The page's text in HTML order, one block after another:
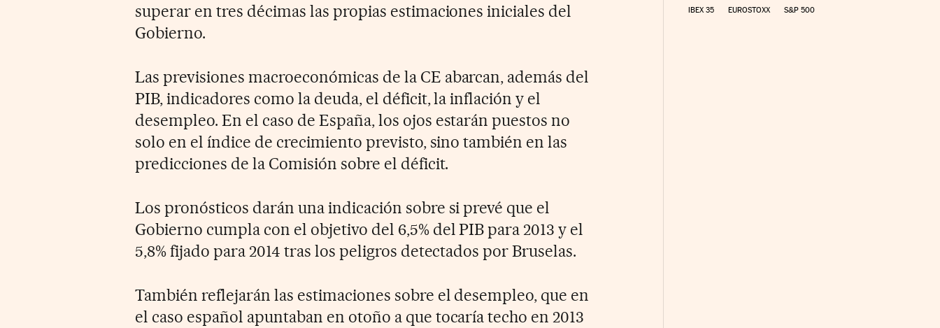
superar en tres décimas las propias estimaciones iniciales del
Gobierno.
Las previsiones macroeconómicas de la CE abarcan, además del
PIB, indicadores como la deuda, el déficit, la inflación y el
desempleo. En el caso de España, los ojos estarán puestos no
solo en el índice de crecimiento previsto, sino también en las
predicciones de la Comisión sobre el déficit.
Los pronósticos darán una indicación sobre si prevé que el
Gobierno cumpla con el objetivo del 6,5% del PIB para 2013 y el
5,8% fijado para 2014 tras los peligros detectados por Bruselas.
También reflejarán las estimaciones sobre el desempleo, que en
el caso español apuntaban en otoño a que tocaría techo en 2013
IBEX 35 EUROSTOXX S&P 500